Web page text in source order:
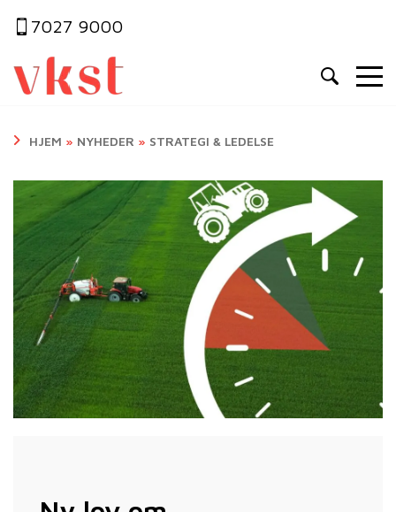
7027 9000
HJEM » NYHEDER » STRATEGI & LEDELSE